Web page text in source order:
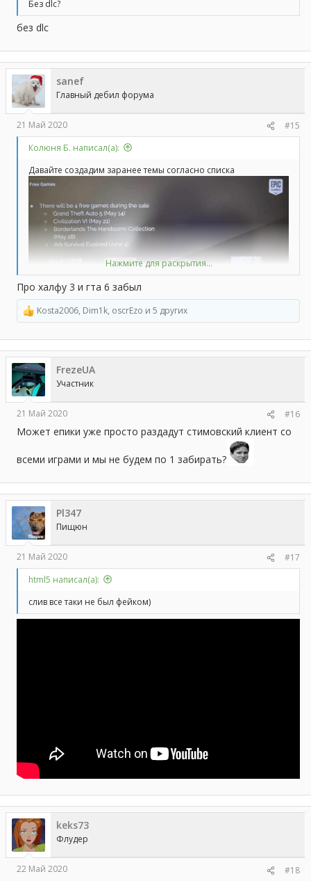
Без dlc?
без dlc
sanef
Главный дебил форума
21 Май 2020
#15
Колюня Б. написал(а):
Давайте создадим заранее темы согласно списка
Нажмите для раскрытия...
Про халфу 3 и гта 6 забыл
Р
е
а
к
ц
и
и
:
Kosta2006, Dim1k, oscrEzo и 5 других
FrezeUA
Участник
21 Май 2020 #16
Может епики уже просто раздадут стимовский клиент со
всеми играми и мы не будем по 1 забирать?
Pl347
Пищюн
21 Май 2020
#17
html5 написал(а):
слив все таки не был фейком)
keks73
Флудер
22 Май 2020 #18